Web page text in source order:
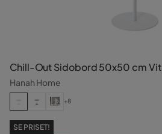
Chill-Out Sidobord 50x50 cm Vit
Hanah Home
+8
SE PRISET!